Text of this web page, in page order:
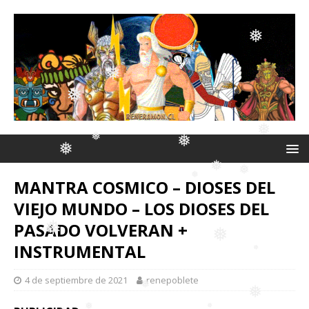
❅
❅❅
❅ ❅
❅ ❅
❅ ❅
❅
MANTRA COSMICO – DIOSES DEL
VIEJO MUNDO – LOS DIOSES DEL
PASADO VOLVERAN +
INSTRUMENTAL
4 de septiembre de 2021 renepoblete